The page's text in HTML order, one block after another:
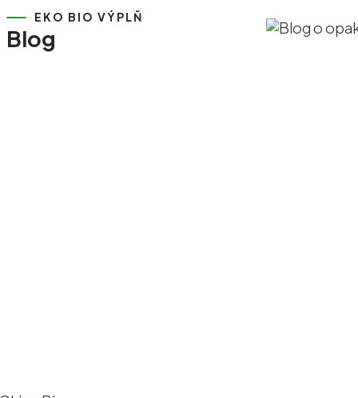
EKO BIO VÝPLŇ
Blog